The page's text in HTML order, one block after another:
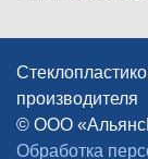
производителя
© ООО
Обработка